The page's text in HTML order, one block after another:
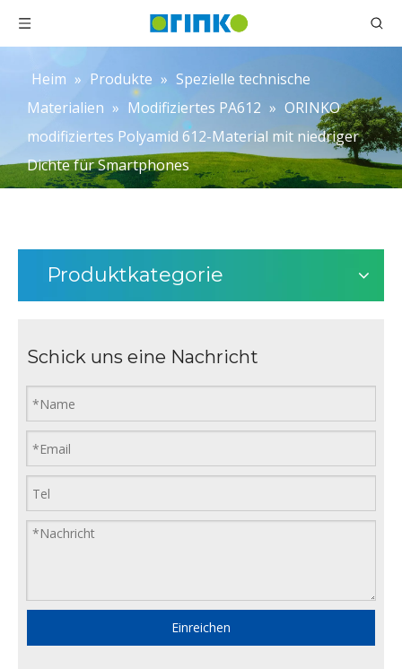
Heim » Produkte » Spezielle technische
Materialien » Modifiziertes PA612 » ORINKO
modifiziertes Polyamid 612-Material mit niedriger
Dichte für Smartphones
Produktkategorie
Schick uns eine Nachricht
Einreichen